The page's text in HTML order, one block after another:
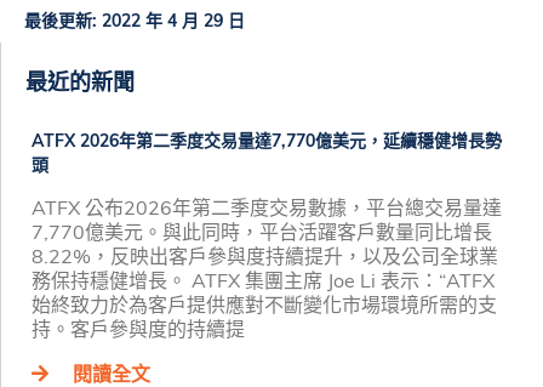
最後更新: 2022 年 4 月 29 日
最近的新聞
ATFX 2026年第二季度交易量達7,770億美元，延續穩健增長勢
頭
ATFX 公布2026年第二季度交易數據，平台總交易量達
7,770億美元。與此同時，平台活躍客戶數量同比增長
8.22%，反映出客戶參與度持續提升，以及公司全球業
務保持穩健增長。 ATFX 集團主席 Joe Li 表示：“ATFX
始終致力於為客戶提供應對不斷變化市場環境所需的支
持。客戶參與度的持續提
閱讀全文